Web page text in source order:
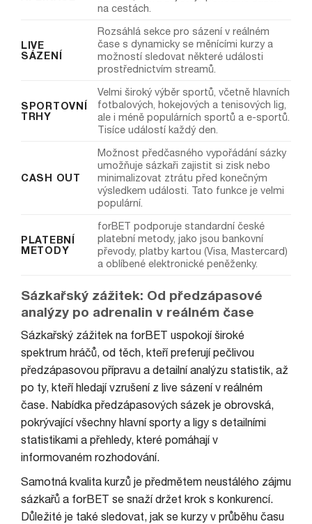
na cestách.
LIVE
SÁZENÍ
Rozsáhlá sekce pro sázení v reálném
čase s dynamicky se měnícími kurzy a
možností sledovat některé události
prostřednictvím streamů.
SPORTOVNÍ
TRHY
Velmi široký výběr sportů, včetně hlavních
fotbalových, hokejových a tenisových lig,
ale i méně populárních sportů a e-sportů.
Tisíce událostí každý den.
CASH OUT
Možnost předčasného vypořádání sázky
umožňuje sázkaři zajistit si zisk nebo
minimalizovat ztrátu před konečným
výsledkem události. Tato funkce je velmi
populární.
PLATEBNÍ
METODY
forBET podporuje standardní české
platební metody, jako jsou bankovní
převody, platby kartou (Visa, Mastercard)
a oblíbené elektronické peněženky.
Sázkařský zážitek: Od předzápasové
analýzy po adrenalin v reálném čase
Sázkařský zážitek na forBET uspokojí široké
spektrum hráčů, od těch, kteří preferují pečlivou
předzápasovou přípravu a detailní analýzu statistik, až
po ty, kteří hledají vzrušení z live sázení v reálném
čase. Nabídka předzápasových sázek je obrovská,
pokrývající všechny hlavní sporty a ligy s detailními
statistikami a přehledy, které pomáhají v
informovaném rozhodování.
Samotná kvalita kurzů je předmětem neustálého zájmu
sázkařů a forBET se snaží držet krok s konkurencí.
Důležité je také sledovat, jak se kurzy v průběhu času